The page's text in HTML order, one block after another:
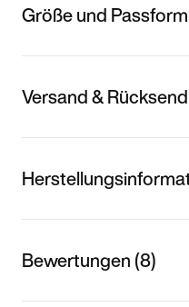
Größe und Passform
Versand &
Bewertungen (8)